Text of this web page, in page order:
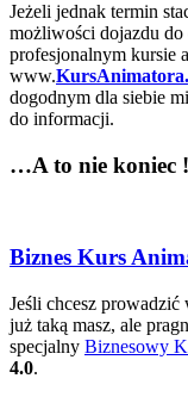
Jeżeli jednak termin
możliwości dojazdu do
profesjonalnym kursie
www.
dogodnym dla siebie
do informacji.
…A to nie koniec !
Biznes Kurs
Jeśli chcesz prowadzić
już taką masz, ale
specjalny Biznesowy
4.0.